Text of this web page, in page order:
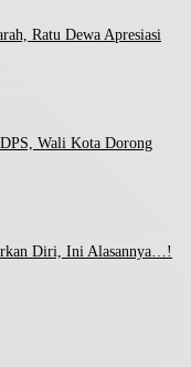
Ratu Dewa Apresiasi
Wali Kota Dorong
Diri, Ini Alasannya…!